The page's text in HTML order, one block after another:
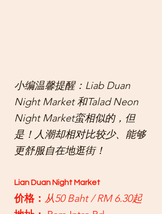
小编温馨提醒：Liab Duan
Night Market 和Talad Neon
Night Market蛮相似的，但
是！人潮却相对比较少、能够
更舒服自在地逛街！
Lian Duan Night Market
价格： 从50 Baht / RM 6.30起